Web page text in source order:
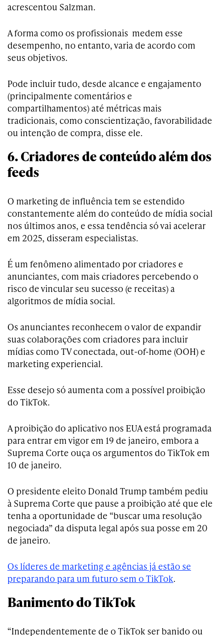
acrescentou Salzman.
A forma como os profissionais medem esse
desempenho, no entanto, varia de acordo com
seus objetivos.
Pode incluir tudo, desde alcance e engajamento
(principalmente comentários e
compartilhamentos) até métricas mais
tradicionais, como conscientização, favorabilidade
ou intenção de compra, disse ele.
6. Criadores de conteúdo além dos
feeds
O marketing de influência tem se estendido
constantemente além do conteúdo de mídia social
nos últimos anos, e essa tendência só vai acelerar
em 2025, disseram especialistas.
É um fenômeno alimentado por criadores e
anunciantes, com mais criadores percebendo o
risco de vincular seu sucesso (e receitas) a
algoritmos de mídia social.
Os anunciantes reconhecem o valor de expandir
suas colaborações com criadores para incluir
mídias como TV conectada, out-of-home (OOH) e
marketing experiencial.
Esse desejo só aumenta com a possível proibição
do TikTok.
A proibição do aplicativo nos EUA está programada
para entrar em vigor em 19 de janeiro, embora a
Suprema Corte ouça os argumentos do TikTok em
10 de janeiro.
O presidente eleito Donald Trump também pediu
à Suprema Corte que pause a proibição até que ele
tenha a oportunidade de “buscar uma resolução
negociada” da disputa legal após sua posse em 20
de janeiro.
Os líderes de marketing e agências já estão se
preparando para um futuro sem o TikTok.
Banimento do TikTok
“Independentemente de o TikTok ser banido ou